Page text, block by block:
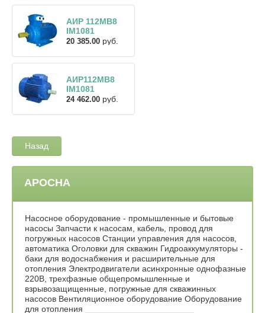
АИР 112МВ8
IM1081
20 385.00 руб.
АИР112МВ8
IM1081
24 462.00 руб.
Назад
АРОСНА
Насосное оборудование - промышленные и бытовые
насосы Запчасти к насосам, кабель, провод для
погружных насосов Станции управления для насосов,
автоматика Оголовки для скважин Гидроаккумуляторы -
баки для водоснабжения и расширительные для
отопления Электродвигатели асинхронные однофазные
220В, трехфазные общепромышленные и
взрывозащищенные, погружные для скважинных
насосов Вентиляционное оборудование Оборудование
для отопления _______________________